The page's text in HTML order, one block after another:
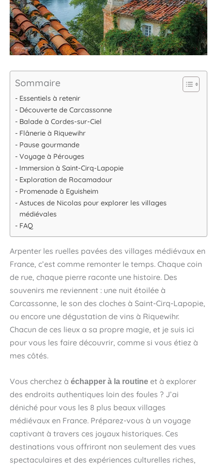
Sommaire
Essentiels à retenir
Découverte de Carcassonne
Balade à Cordes-sur-Ciel
Flânerie à Riquewihr
Pause gourmande
Voyage à Pérouges
Immersion à Saint-Cirq-Lapopie
Exploration de Rocamadour
Promenade à Eguisheim
Astuces de Nicolas pour explorer les villages
médiévales
FAQ
Arpenter les ruelles pavées des villages médiévaux en
France, c’est comme remonter le temps. Chaque coin
de rue, chaque pierre raconte une histoire. Des
souvenirs me reviennent : une nuit étoilée à
Carcassonne, le son des cloches à Saint-Cirq-Lapopie,
ou encore une dégustation de vins à Riquewihr.
Chacun de ces lieux a sa propre magie, et je suis ici
pour vous les faire découvrir, comme si vous étiez à
mes côtés.
Vous cherchez à échapper à la routine et à explorer
des endroits authentiques loin des foules ? J’ai
déniché pour vous les 8 plus beaux villages
médiévaux en France. Préparez-vous à un voyage
captivant à travers ces joyaux historiques. Ces
destinations vous offriront non seulement des vues
spectaculaires et des expériences culturelles riches,